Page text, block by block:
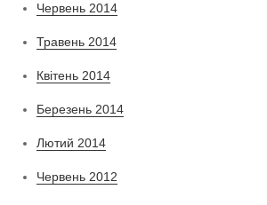
Червень 2014
Травень 2014
Квітень 2014
Березень 2014
Лютий 2014
Червень 2012